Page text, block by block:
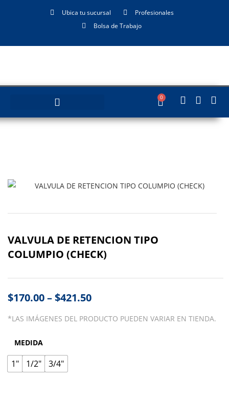
Ubica tu sucursal
Profesionales
Bolsa de Trabajo
0
VALVULA DE RETENCION TIPO
COLUMPIO (CHECK)
$170.00–$421.50
*LAS IMÁGENES DEL PRODUCTO PUEDEN VARIAR EN TIENDA.
MEDIDA
1" 1/2" 3/4"